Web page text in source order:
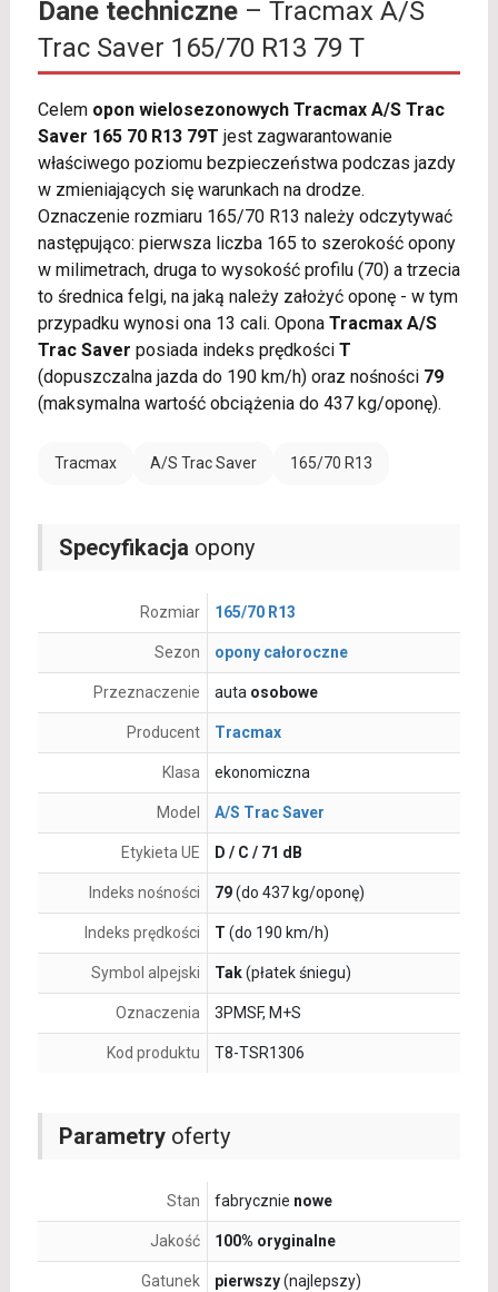
Dane techniczne– Tracmax A/S
Trac Saver 165/70 R13 79 T
Celem opon wielosezonowych Tracmax A/S Trac
Saver 165 70 R13 79T jest zagwarantowanie
właściwego poziomu bezpieczeństwa podczas jazdy
w zmieniających się warunkach na drodze.
Oznaczenie rozmiaru 165/70 R13 należy odczytywać
następująco: pierwsza liczba 165 to szerokość opony
w milimetrach, druga to wysokość profilu (70) a trzecia
to średnica felgi, na jaką należy założyć oponę - w tym
przypadku wynosi ona 13 cali. Opona Tracmax A/S
Trac Saver posiada indeks prędkości T
(dopuszczalna jazda do 190 km/h) oraz nośności 79
(maksymalna wartość obciążenia do 437 kg/oponę).
Tracmax A/S Trac Saver 165/70 R13
Parametryoferty
Stan fabrycznie nowe
Jakość 100% oryginalne
Gatunek pierwszy(najlepszy)
Specyfikacja opony
Rozmiar 165/70 R13
Sezon opony całoroczne
Przeznaczenie auta osobowe
Producent Tracmax
Klasa ekonomiczna
Model A/S Trac Saver
Etykieta UE D / C / 71 dB
Indeks nośności 79(do 437 kg/oponę)
Indeks prędkości T (do 190 km/h)
Symbol alpejski Tak(płatek śniegu)
Oznaczenia 3PMSF, M+S
Kod produktu T8-TSR1306